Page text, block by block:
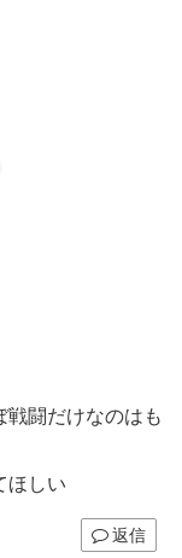
戦闘だけなのはも
ほしい
返信